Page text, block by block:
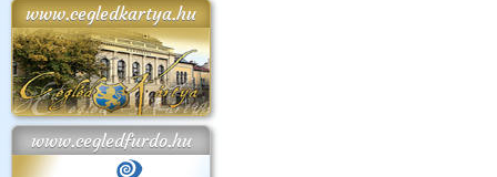
www.cegledkartya.hu
www.cegledfurdo.hu